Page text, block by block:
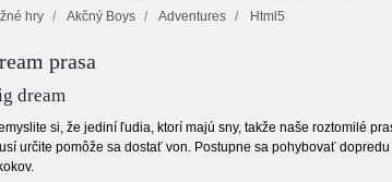
hry Akčný Boys Adventures Html5
prasa
dream
si, že jediní ľudia, ktorí majú sny, takže naše roztomilé
určite pomôže sa dostať von. Postupne sa pohybovať